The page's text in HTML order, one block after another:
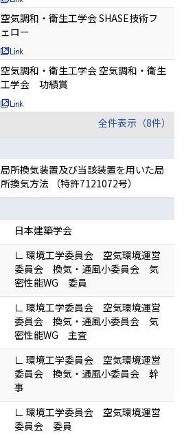
空気調和・衛生工学会 SHASE技術フ
ェロー
空気調和・衛生工学会 空気調和・衛生
工学会 功績賞
全件表示（8件）
局所換気装置及び当該装置を用いた局
所換気方法 （特許7121072号）
日本建築学会
∟ 環境工学委員会 空気環境運営
委員会 換気・通風小委員会 気
密性能WG 委員
∟ 環境工学委員会 空気環境運営
委員会 換気・通風小委員会 気
密性能WG 主査
∟ 環境工学委員会 空気環境運営
委員会 換気・通風小委員会 幹
事
∟ 環境工学委員会 空気環境運営
委員会 委員